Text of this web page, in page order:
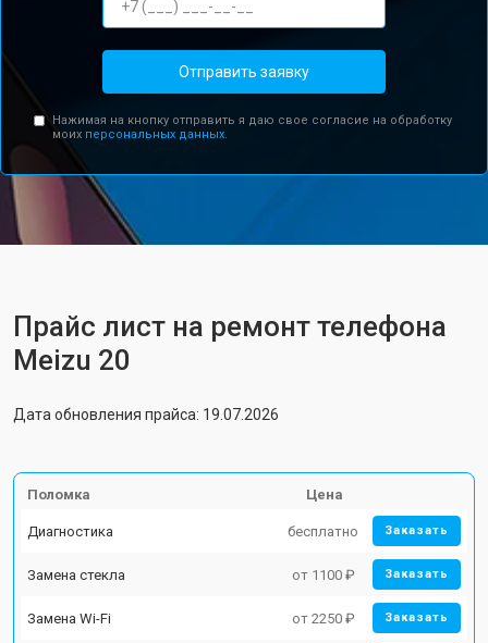
Отправить заявку
Нажимая на кнопку отправить я даю свое согласие на обработку
моих персональных данных.
Прайс лист на ремонт телефона
Meizu 20
Дата обновления прайса: 19.07.2026
Поломка Цена
Диагностика бесплатно Заказать
Замена стекла от 1100 ₽ Заказать
Замена Wi-Fi от 2250 ₽ Заказать